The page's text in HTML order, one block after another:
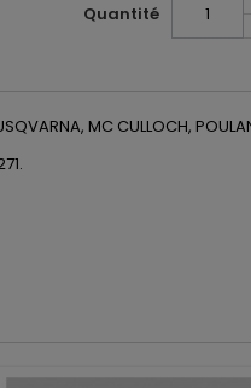
Quantité
MC CULLOCH,